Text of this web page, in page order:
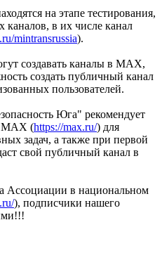
на этапе тестирования,
каналов, в их числе канал
mintransrussia).
создавать каналы в MAX,
создать публичный канал
пользователей.
Юга" рекомендует
MAX (https://max.ru/) для
задач, а также при первой
свой публичный канал в
Ассоциации в национальном
), подписчики нашего